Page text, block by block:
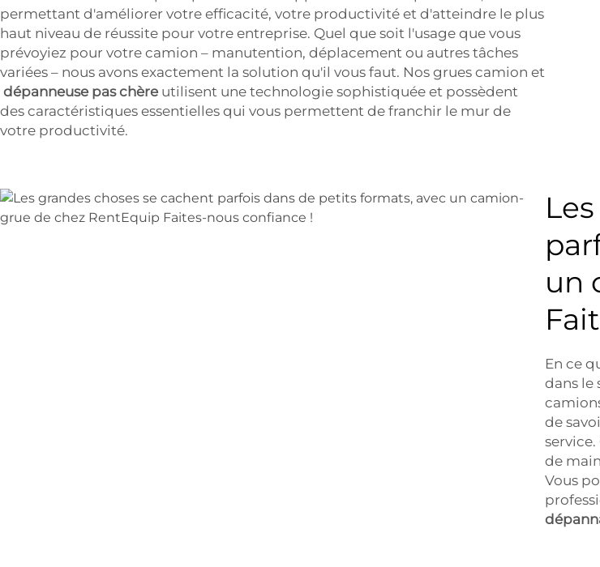
permettant d'améliorer votre efficacité, votre productivité et d'atteindre le plus
haut niveau de réussite pour votre entreprise. Quel que soit l'usage que vous
prévoyiez pour votre camion – manutention, déplacement ou autres tâches
variées – nous avons exactement la solution qu'il vous faut. Nos grues camion et
dépanneuse pas chère utilisent une technologie sophistiquée et possèdent
des caractéristiques essentielles qui vous permettent de franchir le mur de
votre productivité.
un
En ce
dans le
de
de
Vous